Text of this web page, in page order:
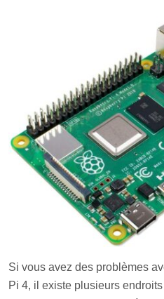
Si vous avez des problèmes
Pi 4, il existe plusieurs